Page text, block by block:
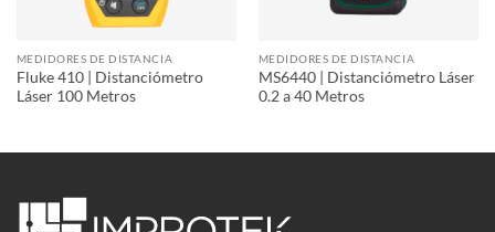
MEDIDORES DE DISTANCIA
Fluke 410 | Distanciómetro
Láser 100 Metros
MEDIDORES DE DISTANCIA
MS6440 | Distanciómetro Láser
0.2 a 40 Metros